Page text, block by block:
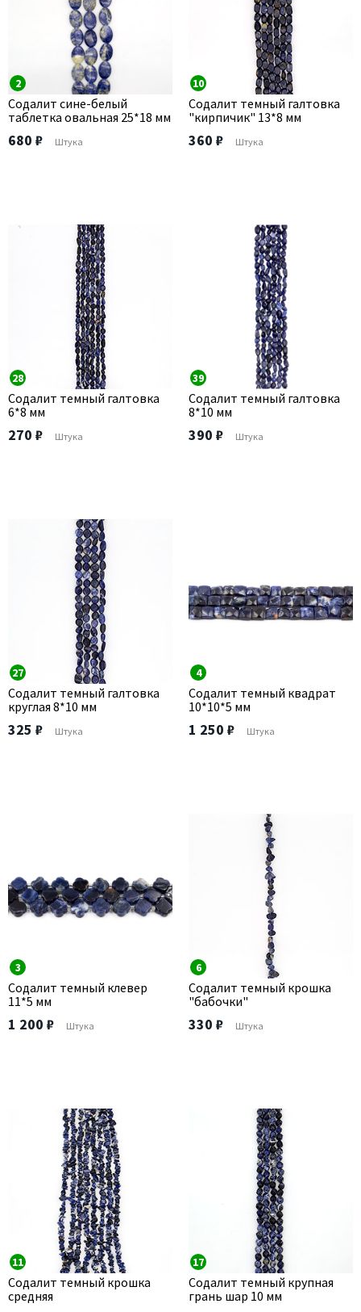
2
Содалит сине-белый
таблетка овальная 25*18 мм
680 ₽ Штука
10
Содалит темный галтовка
"кирпичик" 13*8 мм
360 ₽ Штука
28
Содалит темный галтовка
6*8 мм
270 ₽ Штука
39
Содалит темный галтовка
8*10 мм
390 ₽ Штука
27
Содалит темный галтовка
круглая 8*10 мм
325 ₽ Штука
4
Содалит темный квадрат
10*10*5 мм
1 250 ₽ Штука
3
Содалит темный клевер
11*5 мм
1 200 ₽ Штука
6
Содалит темный крошка
"бабочки"
330 ₽ Штука
11
Содалит темный крошка
средняя
17
Содалит темный крупная
грань шар 10 мм